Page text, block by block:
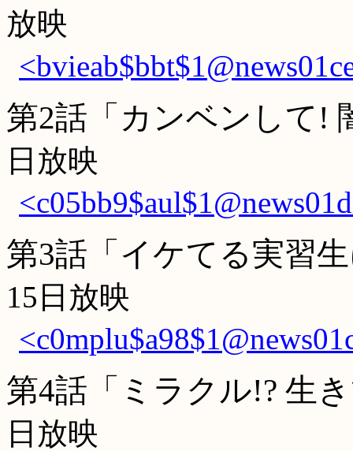
放映
第2話「カンベンして!
日放映
第3話「イケてる実習
15日放映
第4話「ミラクル!? 生
日放映